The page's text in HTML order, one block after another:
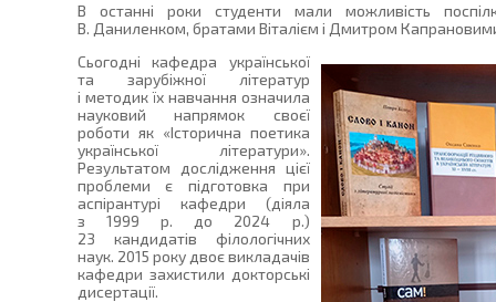
В останні роки студенти мали можливість
В. Даниленком, братами Віталієм і Дмитром
Сьогодні кафедра української
та зарубіжної літератур
і методик їх навчання означила
науковий напрямок своєї
роботи як «Історична поетика
української літератури».
Результатом дослідження цієї
проблеми є підготовка при
аспірантурі кафедри (діяла
з 1999 р. до 2024 р.)
23 кандидатів філологічних
наук. 2015 року двоє викладачів
кафедри захистили докторські
дисертації.